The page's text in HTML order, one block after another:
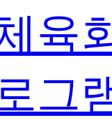
육
그